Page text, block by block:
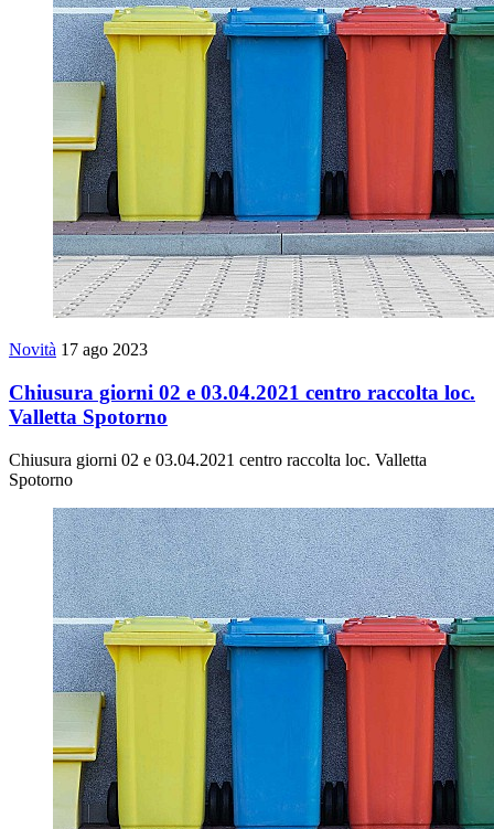
Novità 17 ago 2023
Chiusura giorni 02 e 03.04.2021 centro raccolta loc.
Valletta Spotorno
Chiusura giorni 02 e 03.04.2021 centro raccolta loc. Valletta
Spotorno